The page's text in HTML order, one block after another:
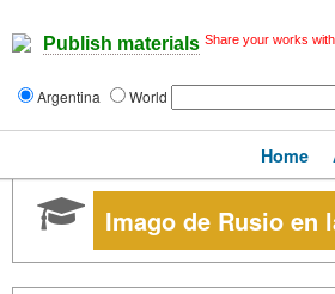
Publish materials Share your works
Argentina World
Home
Imago de Rusio en